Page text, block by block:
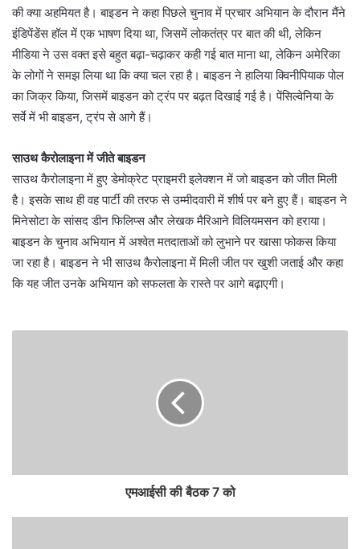
की क्या अहमियत है। बाइडन ने कहा पिछले चुनाव में प्रचार अभियान के दौरान मैंने
इंडिपेंडेंस हॉल में एक भाषण दिया था, जिसमें लोकतंत्र पर बात की थी, लेकिन
मीडिया ने उस वक्त इसे बहुत बढ़ा-चढ़ाकर कही गई बात माना था, लेकिन अमेरिका
के लोगों ने समझ लिया था कि क्या चल रहा है। बाइडन ने हालिया क्विनीपियाक पोल
का जिक्र किया, जिसमें बाइडन को ट्रंप पर बढ़त दिखाई गई है। पेंसिल्वेनिया के
सर्वे में भी बाइडन, ट्रंप से आगे हैं।
साउथ कैरोलाइना में जीते बाइडन
साउथ कैरोलाइना में हुए डेमोक्रेट प्राइमरी इलेक्शन में जो बाइडन को जीत मिली
है। इसके साथ ही वह पार्टी की तरफ से उम्मीदवारी में शीर्ष पर बने हुए हैं। बाइडन ने
मिनेसोटा के सांसद डीन फिलिप्स और लेखक मैरिआने विलियमसन को हराया।
बाइडन के चुनाव अभियान में अश्वेत मतदाताओं को लुभाने पर खासा फोकस किया
जा रहा है। बाइडन ने भी साउथ कैरोलाइना में मिली जीत पर खुशी जताई और कहा
कि यह जीत उनके अभियान को सफलता के रास्ते पर आगे बढ़ाएगी।
एमआईसी की बैठक 7 को